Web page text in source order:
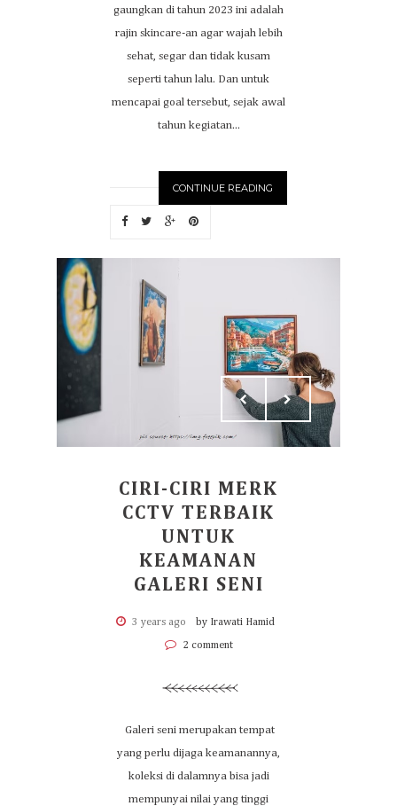
gaungkan di tahun 2023 ini adalah
rajin skincare-an agar wajah lebih
sehat, segar dan tidak kusam
seperti tahun lalu. Dan untuk
mencapai goal tersebut, sejak awal
tahun kegiatan...
CONTINUE READING
CIRI-CIRI MERK
CCTV TERBAIK
UNTUK
KEAMANAN
GALERI SENI
3 years ago by Irawati Hamid
2 comment
Galeri seni merupakan tempat
yang perlu dijaga keamanannya,
koleksi di dalamnya bisa jadi
mempunyai nilai yang tinggi